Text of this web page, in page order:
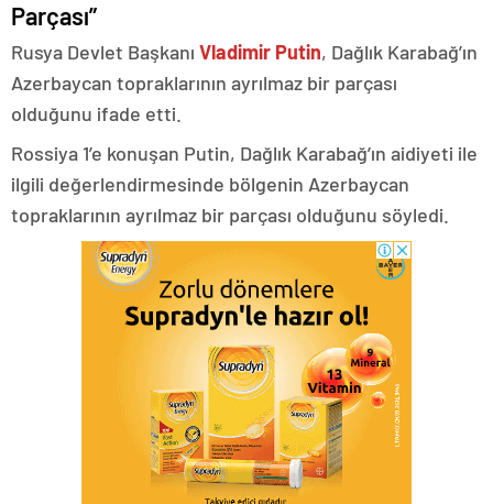
Parçası”
Rusya Devlet Başkanı Vladimir Putin, Dağlık Karabağ’ın
Azerbaycan topraklarının ayrılmaz bir parçası
olduğunu ifade etti.
Rossiya 1’e konuşan Putin, Dağlık Karabağ’ın aidiyeti ile
ilgili değerlendirmesinde bölgenin Azerbaycan
topraklarının ayrılmaz bir parçası olduğunu söyledi.